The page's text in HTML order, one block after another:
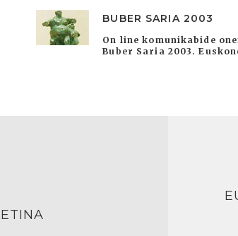
BUBER SARIA 2003
On line komunikabide
Buber Saria 2003.